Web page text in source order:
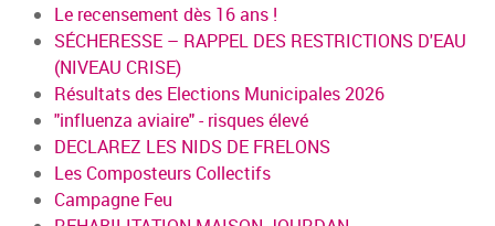
Le recensement dès 16 ans !
SÉCHERESSE – RAPPEL DES RESTRICTIONS D'EAU
(NIVEAU CRISE)
Résultats des Elections Municipales 2026
"influenza aviaire" - risques élevé
DECLAREZ LES NIDS DE FRELONS
Les Composteurs Collectifs
Campagne Feu